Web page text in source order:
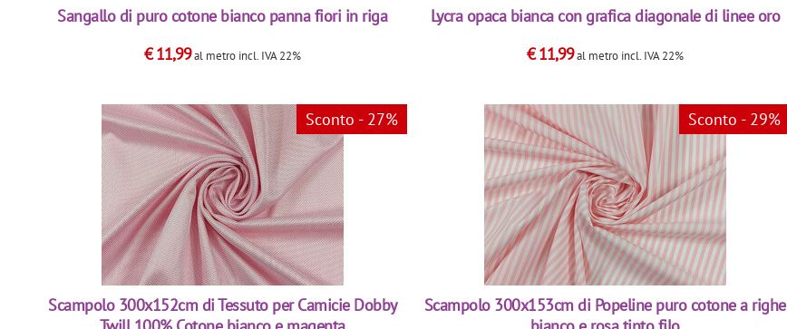
Sangallo di puro cotone bianco panna fiori in riga
€11,99al metro incl. IVA 22%
Lycra opaca bianca con grafica diagonale di linee oro
€11,99al metro incl. IVA 22%
Sconto - 27%
Scampolo 300x152cm di Tessuto per Camicie Dobby
Sconto - 29%
Scampolo 300x153cm di Popeline puro cotone a righe